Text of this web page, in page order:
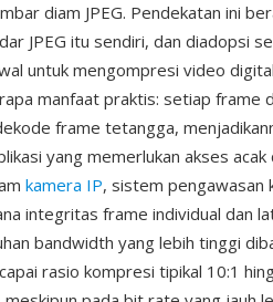
diam JPEG. Pendekatan ini
JPEG itu sendiri, dan diadopsi
untuk mengompresi video
manfaat praktis: setiap frame
frame tetangga,
yang memerlukan akses acak
kamera IP, sistem pengawasan
integritas frame individual dan
bandwidth yang lebih tinggi
rasio kompresi tipikal 10:1